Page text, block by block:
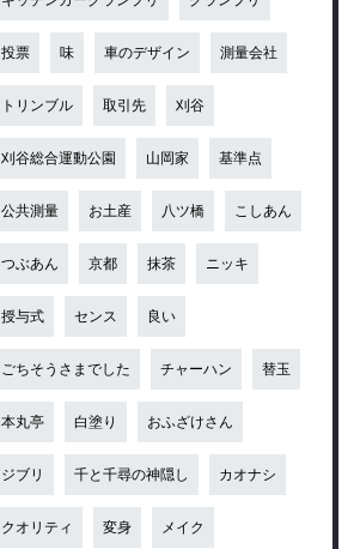
投票 味 車のデザイン 測量会社
トリンブル 取引先 刈谷
刈谷総合運動公園 山岡家 基準点
公共測量 お土産 八ツ橋 こしあん
つぶあん 京都 抹茶 ニッキ
授与式 センス 良い
ごちそうさまでした チャーハン 替玉
本丸亭 白塗り おふざけさん
ジブリ 千と千尋の神隠し カオナシ
クオリティ 変身 メイク